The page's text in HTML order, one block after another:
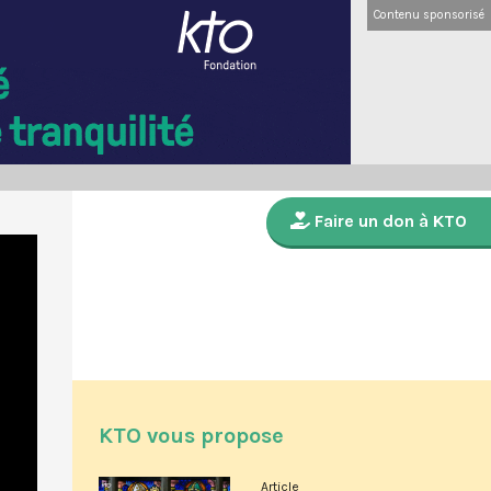
Contenu sponsorisé
Faire un don à KTO
KTO vous propose
Article